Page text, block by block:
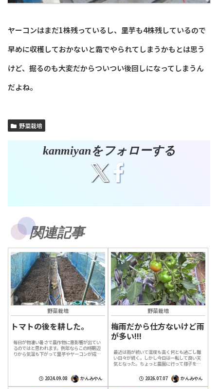
ヤーコンはまだ1株残っているし、里芋も4株残しているので
早めに収穫しておかないと霜でやられてしまうかもとは思う
けど、掘るのも大変だからついつい後回しになってしまうん
だよね。
野菜栽培
kanmiyanをフォローする
関連記事
野菜栽培
トマトの後を耕した。
毎日が物凄い暑さで農作物に悪影響が出てい
るのではと思われます。例年ならこの時期辺
りから気温も下がって里芋やヤーコンが成長
2024.09.08
かんみやん
野菜栽培
梅雨だから仕方ないけど雨
が多い!!!
最近は雨が続いて湿度も高く何とも過ごし難
い日々が続く。しかし今日は一転して良い天
気となった。ちょっと農園に行って様子を見
受けているようでキューリとオクラは枯れ
2026.07.07 かんみやん